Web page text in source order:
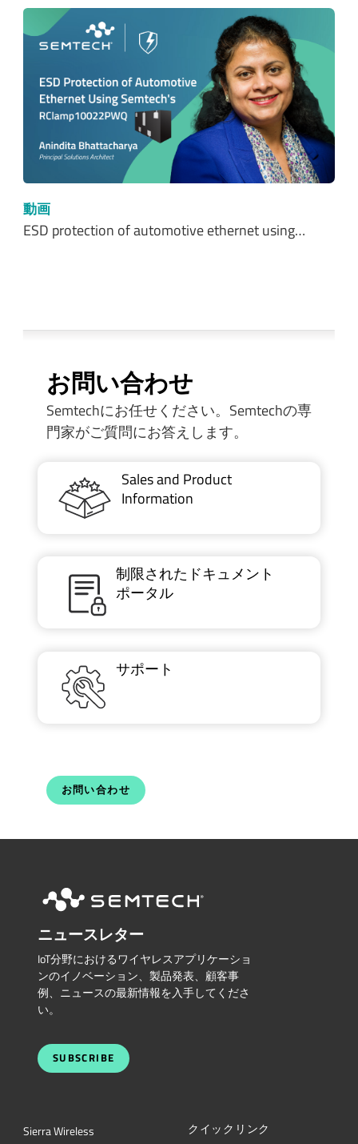
動画
ESD protection of automotive ethernet using…
お問い合わせ
Semtechにお任せください。Semtechの専
門家がご質問にお答えします。
Sales and Product
Information
制限されたドキュメント
ポータル
サポート
お問い合わせ
ニュースレター
IoT分野におけるワイヤレスアプリケーショ
ンのイノベーション、製品発表、顧客事
例、ニュースの最新情報を入手してくださ
い。
SUBSCRIBE
Sierra Wireless
クイックリンク